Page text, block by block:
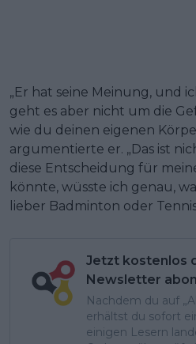
„Er hat seine Meinung, und
geht es aber nicht um die
wie du deinen eigenen
argumentierte er. „Das ist
diese Entscheidung für
könnte, wüsste ich genau,
lieber Badminton oder
Jetzt kostenlos
Newsletter
Nachdem du auf
erhältst du sofort
einigen Lesern